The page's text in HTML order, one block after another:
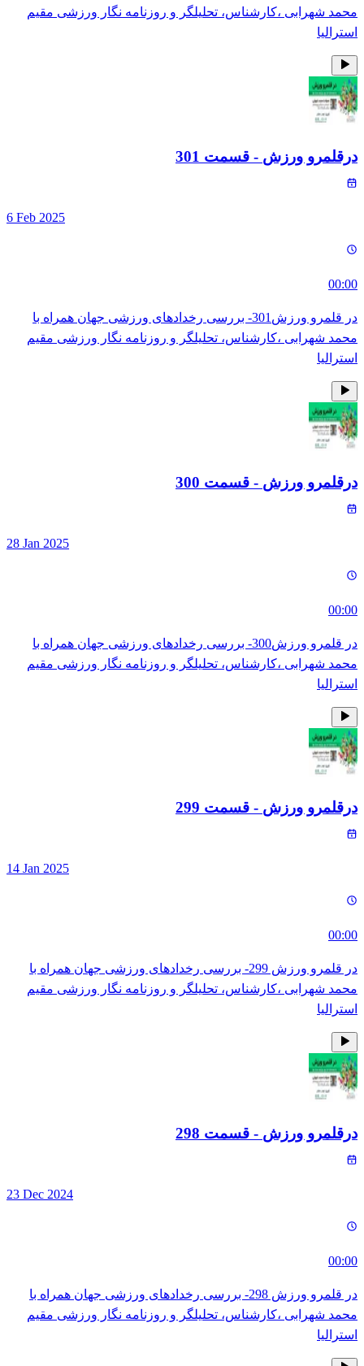
محمد شهرابی ،کارشناس، تحلیلگر و روزنامه نگار ورزشی مقیم
استرالیا
درقلمرو ورزش - قسمت 301
6 Feb 2025
00:00
در قلمرو ورزش301- بررسی رخدادهای ورزشی جهان همراه با
محمد شهرابی ،کارشناس، تحلیلگر و روزنامه نگار ورزشی مقیم
استرالیا
درقلمرو ورزش - قسمت 300
28 Jan 2025
00:00
در قلمرو ورزش300- بررسی رخدادهای ورزشی جهان همراه با
محمد شهرابی ،کارشناس، تحلیلگر و روزنامه نگار ورزشی مقیم
استرالیا
درقلمرو ورزش - قسمت 299
14 Jan 2025
00:00
در قلمرو ورزش 299- بررسی رخدادهای ورزشی جهان همراه با
محمد شهرابی ،کارشناس، تحلیلگر و روزنامه نگار ورزشی مقیم
استرالیا
درقلمرو ورزش - قسمت 298
23 Dec 2024
00:00
در قلمرو ورزش 298- بررسی رخدادهای ورزشی جهان همراه با
محمد شهرابی ،کارشناس، تحلیلگر و روزنامه نگار ورزشی مقیم
استرالیا